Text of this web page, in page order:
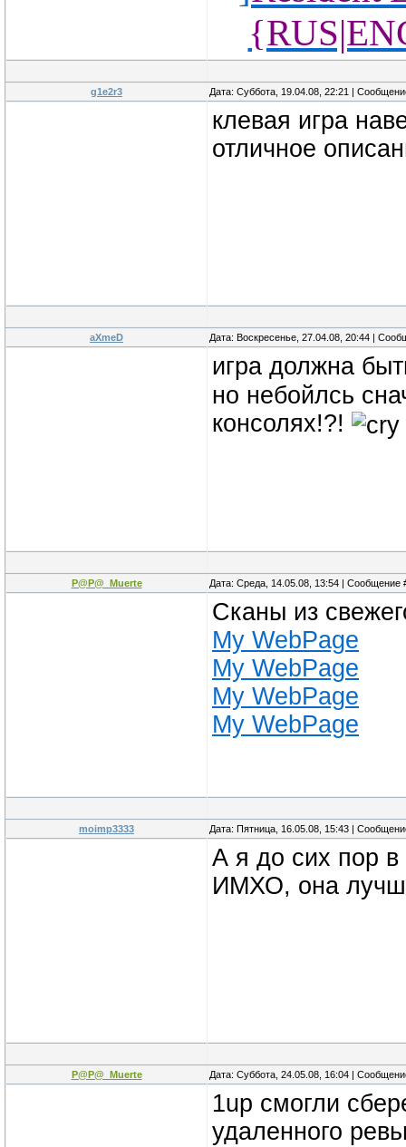
g1e2r3 Дата: Суббота, 19.04.08, 22:21 |
клевая игра
отличное
aXmeD Дата: Воскресенье, 27.04.08, 20:44 |
игра должна
но небойлсь
консолях!?!
P@P@_Muerte Дата: Среда, 14.05.08, 13:54 | Сообщение
Сканы из
My WebPage
My WebPage
My WebPage
My WebPage
moimp3333 Дата: Пятница, 16.05.08, 15:43 |
А я до сих пор в
ИМХО, она
P@P@_Muerte Дата: Суббота, 24.05.08, 16:04 |
1up смогли
удаленного